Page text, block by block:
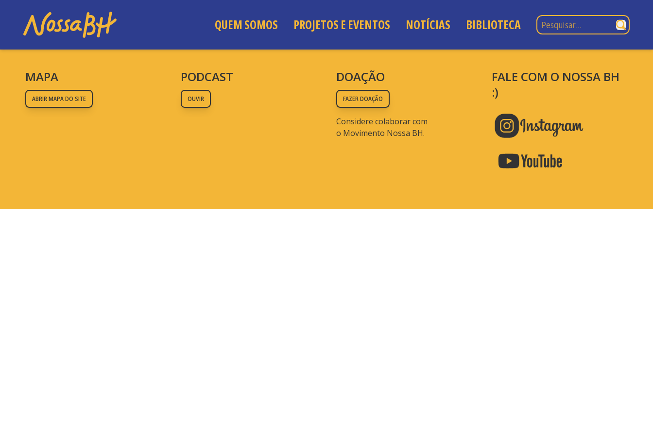
QUEM SOMOS PROJETOS E EVENTOS NOTÍCIAS BIBLIOTECA Pesquisar por:
MAPA
ABRIR MAPA DO SITE
PODCAST
OUVIR
DOAÇÃO
FAZER DOAÇÃO
Considere colaborar com
o Movimento Nossa BH.
FALE COM O NOSSA BH
:)